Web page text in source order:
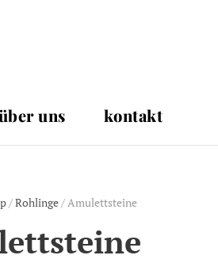
uns kontakt
/Rohlinge/ Amulettsteine